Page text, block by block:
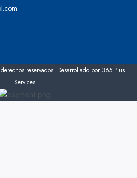
reservados. Desarrollado por 365 Plus
Services